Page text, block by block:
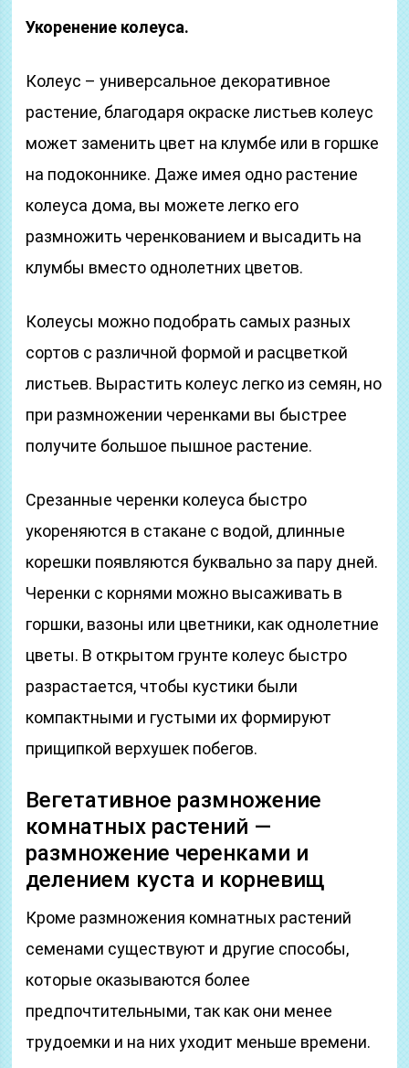
Укоренение колеуса.
Колеус – универсальное декоративное
растение, благодаря окраске листьев колеус
может заменить цвет на клумбе или в горшке
на подоконнике. Даже имея одно растение
колеуса дома, вы можете легко его
размножить черенкованием и высадить на
клумбы вместо однолетних цветов.
Колеусы можно подобрать самых разных
сортов с различной формой и расцветкой
листьев. Вырастить колеус легко из семян, но
при размножении черенками вы быстрее
получите большое пышное растение.
Срезанные черенки колеуса быстро
укореняются в стакане с водой, длинные
корешки появляются буквально за пару дней.
Черенки с корнями можно высаживать в
горшки, вазоны или цветники, как однолетние
цветы. В открытом грунте колеус быстро
разрастается, чтобы кустики были
компактными и густыми их формируют
прищипкой верхушек побегов.
Вегетативное размножение
комнатных растений —
размножение черенками и
делением куста и корневищ
Кроме размножения комнатных растений
семенами существуют и другие способы,
которые оказываются более
предпочтительными, так как они менее
трудоемки и на них уходит меньше времени.